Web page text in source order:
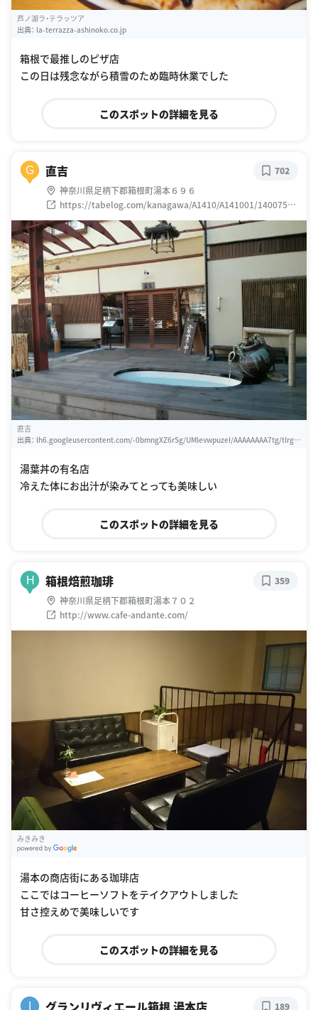
芦ノ湖ラ・テラッツア
出典： la-terrazza-ashinoko.co.jp
箱根で最推しのピザ店
この日は残念ながら積雪のため臨時休業でした
このスポットの詳細を見る
G 直吉
神奈川県足柄下郡箱根町湯本６９６
https://tabelog.com/kanagawa/A1410/A141001/14007598
/
702
直吉
出典： lh6.googleusercontent.com/-0bmngXZ6rSg/UMlevwpuzeI/AAAAAAAA7tg/tIrgO
湯葉丼の有名店
冷えた体にお出汁が染みてとっても美味しい
このスポットの詳細を見る
H 箱根焙煎珈琲
神奈川県足柄下郡箱根町湯本７０２
http://www.cafe-andante.com/
359
みきみき
湯本の商店街にある珈琲店
ここではコーヒーソフトをテイクアウトしました
甘さ控えめで美味しいです
このスポットの詳細を見る
I グランリヴィエール箱根 湯本店 189